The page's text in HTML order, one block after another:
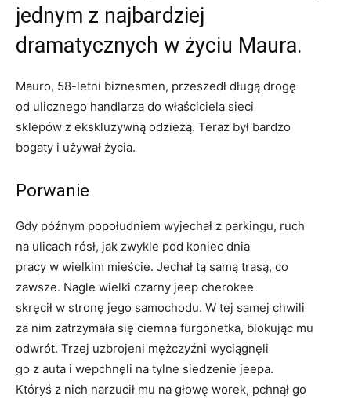
jednym z najbardziej
dramatycznych w życiu Maura.
Mauro, 58-letni biznesmen, przeszedł długą drogę
od ulicznego handlarza do właściciela sieci
sklepów z ekskluzywną odzieżą. Teraz był bardzo
bogaty i używał życia.
Porwanie
Gdy późnym popołudniem wyjechał z parkingu, ruch
na ulicach rósł, jak zwykle pod koniec dnia
pracy w wielkim mieście. Jechał tą samą trasą, co
zawsze. Nagle wielki czarny jeep cherokee
skręcił w stronę jego samochodu. W tej samej chwili
za nim zatrzymała się ciemna furgonetka, blokując mu
odwrót. Trzej uzbrojeni mężczyźni wyciągnęli
go z auta i wepchnęli na tylne siedzenie jeepa.
Któryś z nich narzucił mu na głowę worek, pchnął go